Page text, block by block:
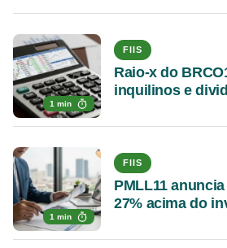
1 min
FIIS
Raio-x do
inquilinos e
1 min
FIIS
PMLL11
27% acima do